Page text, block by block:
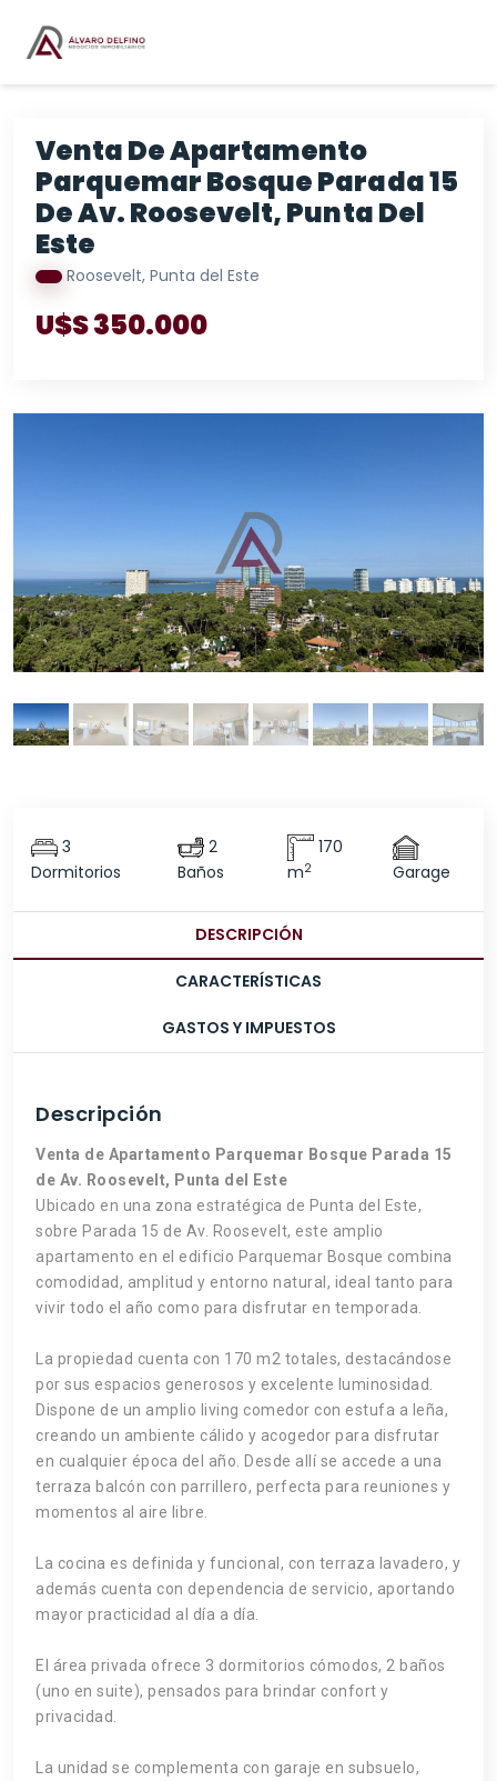
Venta De Apartamento
Parquemar Bosque Parada 15
De Av. Roosevelt, Punta Del
Este
Roosevelt, Punta del Este
U$S 350.000
3
Dormitorios
2
Baños
170
m2 Garage
DESCRIPCIÓN
CARACTERÍSTICAS
GASTOS Y IMPUESTOS
Descripción
Venta de Apartamento Parquemar Bosque Parada 15
de Av. Roosevelt, Punta del Este
Ubicado en una zona estratégica de Punta del Este,
sobre Parada 15 de Av. Roosevelt, este amplio
apartamento en el edificio Parquemar Bosque combina
comodidad, amplitud y entorno natural, ideal tanto para
vivir todo el año como para disfrutar en temporada.
La propiedad cuenta con 170 m2 totales, destacándose
por sus espacios generosos y excelente luminosidad.
Dispone de un amplio living comedor con estufa a leña,
creando un ambiente cálido y acogedor para disfrutar
en cualquier época del año. Desde allí se accede a una
terraza balcón con parrillero, perfecta para reuniones y
momentos al aire libre.
La cocina es definida y funcional, con terraza lavadero, y
además cuenta con dependencia de servicio, aportando
mayor practicidad al día a día.
El área privada ofrece 3 dormitorios cómodos, 2 baños
(uno en suite), pensados para brindar confort y
privacidad.
La unidad se complementa con garaje en subsuelo,